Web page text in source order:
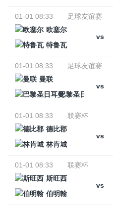
01-01 08:33
足球友谊赛
欧塞尔
vs
特鲁瓦
01-01 08:33
足球友谊赛
曼联
vs
巴黎圣日耳曼
01-01 08:33
联赛杯
德比郡
vs
林肯城
01-01 08:33
联赛杯
斯旺西
vs
伯明翰